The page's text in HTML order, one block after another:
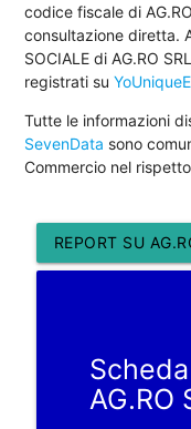
codice fiscale di
consultazione diretta.
SOCIALE di AG.RO
registrati su
Tutte le informazioni
SevenData sono
Commercio nel
REPORT SU
AG.RO